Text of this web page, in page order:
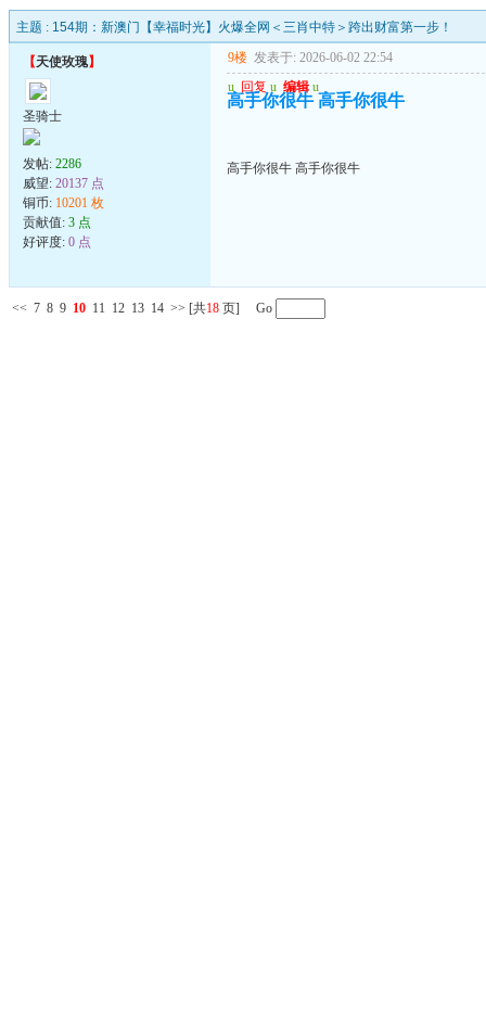
主题 : 154期：新澳门【幸福时光】火爆全网＜三肖中特＞跨出财富第一步！
【天使玫瑰】
圣骑士
发帖: 2286
威望: 20137 点
铜币: 10201 枚
贡献值: 3 点
好评度: 0 点
9楼 发表于: 2026-06-02 22:54
u 回复 u 编辑 u
高手你很牛 高手你很牛
高手你很牛 高手你很牛
<< 7 8 9 10 11 12 13 14 >> [共18 页] Go